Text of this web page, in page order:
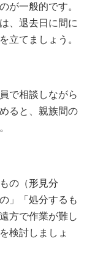
が一般的です。
、退去日に間に
立てましょう。
で相談しながら
ると、親族間の
の（形見分
」「処分するも
方で作業が難し
検討しましょ